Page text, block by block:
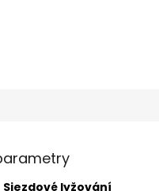
Sjezdové lyžování